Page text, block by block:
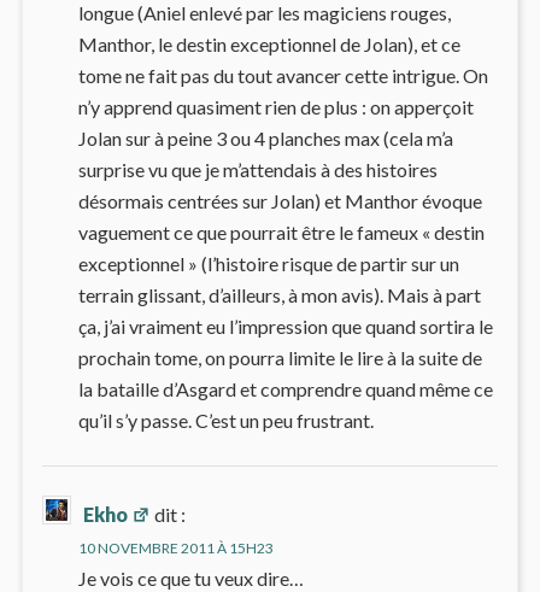
longue (Aniel enlevé par les magiciens rouges,
Manthor, le destin exceptionnel de Jolan), et ce
tome ne fait pas du tout avancer cette intrigue. On
n’y apprend quasiment rien de plus : on apperçoit
Jolan sur à peine 3 ou 4 planches max (cela m’a
surprise vu que je m’attendais à des histoires
désormais centrées sur Jolan) et Manthor évoque
vaguement ce que pourrait être le fameux « destin
exceptionnel » (l’histoire risque de partir sur un
terrain glissant, d’ailleurs, à mon avis). Mais à part
ça, j’ai vraiment eu l’impression que quand sortira le
prochain tome, on pourra limite le lire à la suite de
la bataille d’Asgard et comprendre quand même ce
qu’il s’y passe. C’est un peu frustrant.
Ekho dit :
10 NOVEMBRE 2011 À 15H23
Je vois ce que tu veux dire…